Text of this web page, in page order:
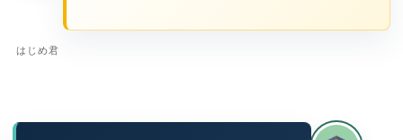
はじめ君